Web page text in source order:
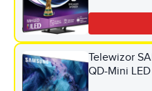
Telewizor
QD-Mini